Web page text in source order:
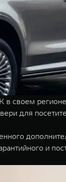
своем
для
и